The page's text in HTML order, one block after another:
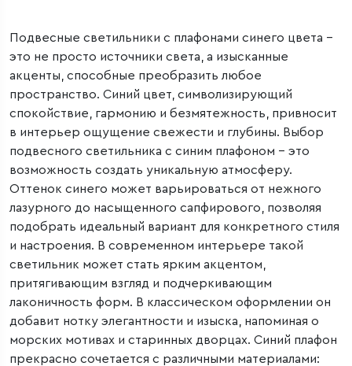
Подвесные светильники с плафонами синего цвета –
это не просто источники света, а изысканные
акценты, способные преобразить любое
пространство. Синий цвет, символизирующий
спокойствие, гармонию и безмятежность, привносит
в интерьер ощущение свежести и глубины. Выбор
подвесного светильника с синим плафоном – это
возможность создать уникальную атмосферу.
Оттенок синего может варьироваться от нежного
лазурного до насыщенного сапфирового, позволяя
подобрать идеальный вариант для конкретного стиля
и настроения. В современном интерьере такой
светильник может стать ярким акцентом,
притягивающим взгляд и подчеркивающим
лаконичность форм. В классическом оформлении он
добавит нотку элегантности и изыска, напоминая о
морских мотивах и старинных дворцах. Синий плафон
прекрасно сочетается с различными материалами: